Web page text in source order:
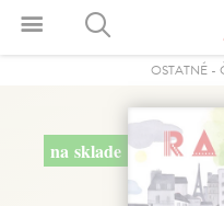
OSTATNÉ-
na sklade